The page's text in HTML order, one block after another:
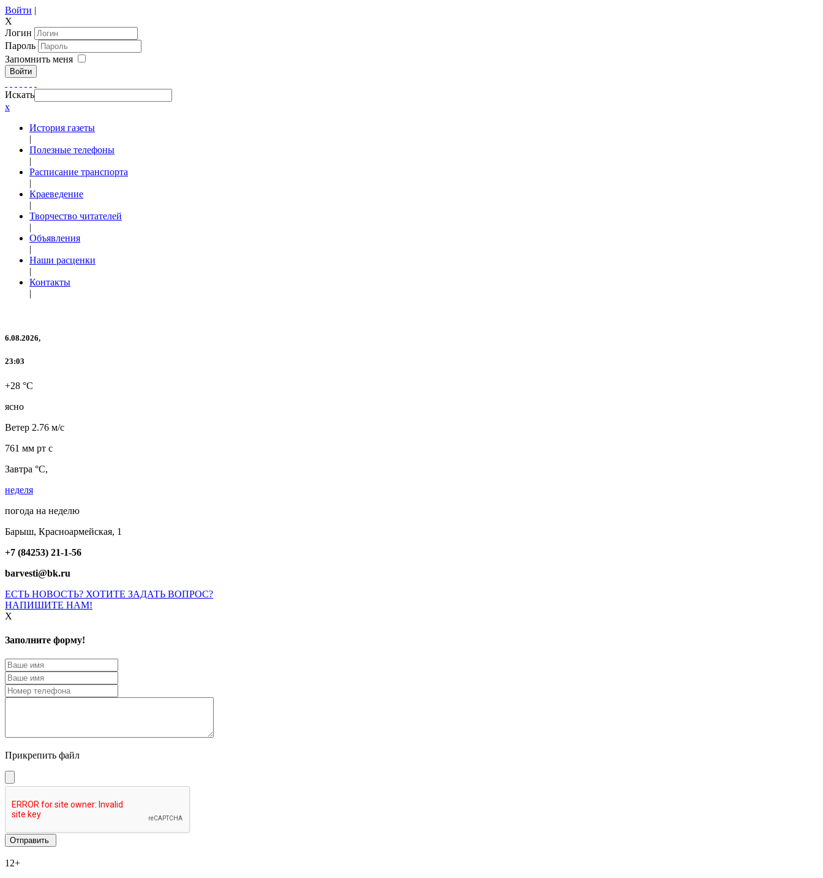
Войти |
X
Логин
Пароль
Запомнить меня
Войти
Искать
x
История газеты
|
Полезные телефоны
|
Расписание транспорта
|
Краеведение
|
Творчество читателей
|
Объявления
|
Наши расценки
|
Контакты
|
6.08.2026,
23:03
+28 °C
ясно
Ветер 2.76 м/с
761 мм рт с
Завтра °C,
неделя
погода на неделю
Барыш, Красноармейская, 1
+7 (84253) 21-1-56
barvesti@bk.ru
ЕСТЬ НОВОСТЬ? ХОТИТЕ ЗАДАТЬ ВОПРОС?
НАПИШИТЕ НАМ!
X
Заполните форму!
Прикрепить файл
12+